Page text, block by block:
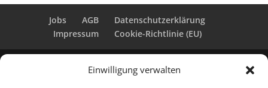
Einwilligung verwalten
Jobs AGB
Datenschutzerklärung
Impressum
Cookie-Richtlinie (EU)